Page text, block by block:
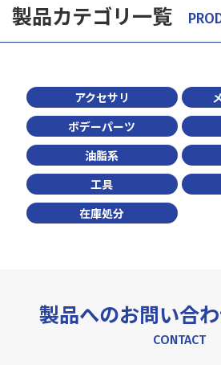
製品カテゴリ一覧
アクセサリ
ボデーパーツ
油脂系
工具
在庫処分
製品へのお問い合
CONTACT